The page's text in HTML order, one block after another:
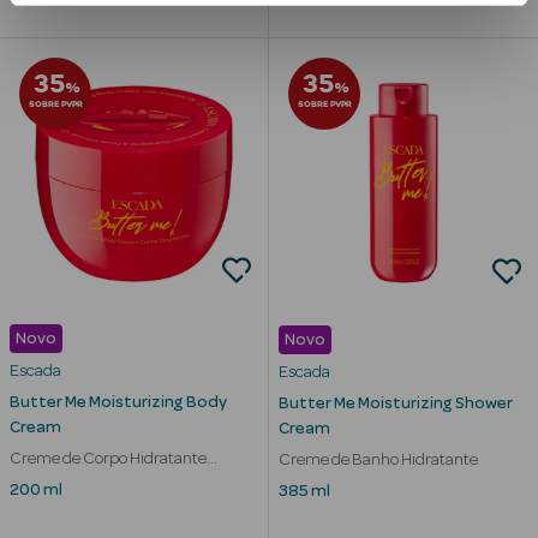
Desmaquilhantes
Água Micelar
Solares
Máscaras
Faciais
35%
SOBRE PVPR
Novo
Escada
Butter Me Moisturizing Body
Cream
Creme de Corpo Hidratante
Nutritivo
200 ml
35%
SOBRE PVPR
Novo
Escada
Butter Me Moisturizing Shower
Cream
Creme de Banho Hidratante
385 ml